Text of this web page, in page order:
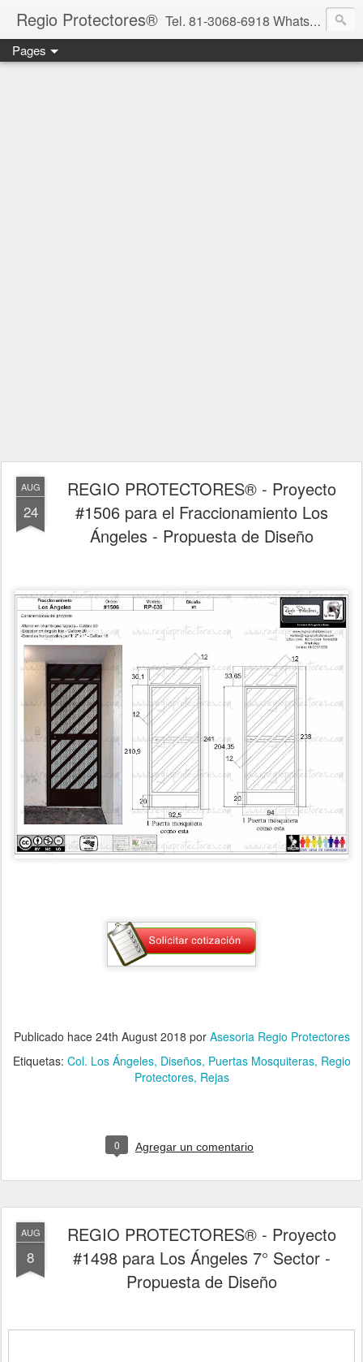
Regio Protectores® Tel. 81-3068-6918 WhatsApp 81-2636-2823 / 33-1145-3780 cotizacionregioprotectores@gmail.com / regioprotectores@gmail.com https://www.facebook.com/RegioProtectores/
Pages
AUG
24
REGIO PROTECTORES® - Proyecto
#1506 para el Fraccionamiento Los
Ángeles - Propuesta de Diseño
Publicado hace 24th August 2018 por Asesoria Regio Protectores
Etiquetas: Col. Los Ángeles Diseños Puertas Mosquiteras Regio
Protectores Rejas
0 Agregar un comentario
AUG
8
REGIO PROTECTORES® - Proyecto
#1498 para Los Ángeles 7° Sector -
Propuesta de Diseño